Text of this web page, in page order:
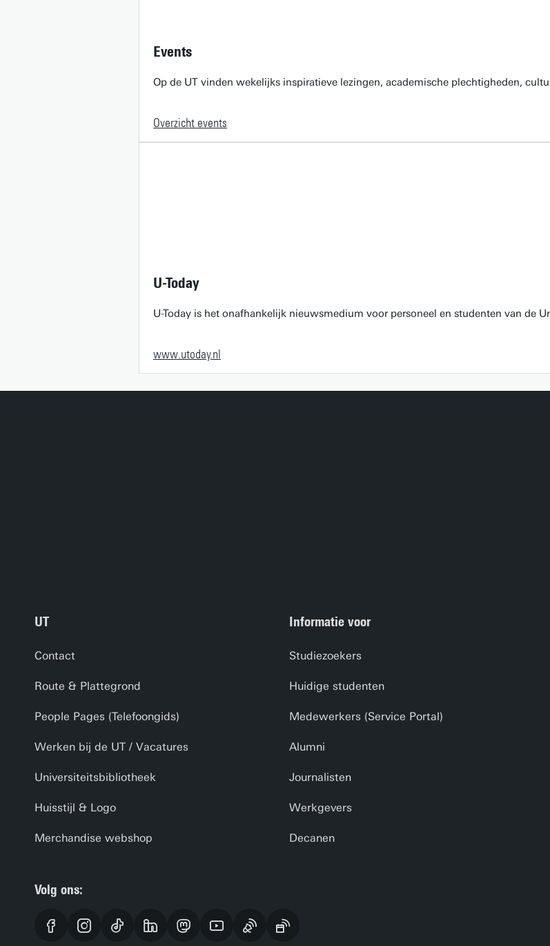
Events
Op de UT vinden wekelijks inspiratieve lezingen, academische plechtigheden,
Overzicht events
U-Today
U-Today is het onafhankelijk nieuwsmedium voor personeel en studenten van de
www.utoday.nl
UT
Contact
Route & Plattegrond
People Pages (Telefoongids)
Werken bij de UT / Vacatures
Universiteitsbibliotheek
Huisstijl & Logo
Merchandise webshop
Informatie voor
Studiezoekers
Huidige studenten
Medewerkers (Service Portal)
Alumni
Journalisten
Werkgevers
Decanen
Volg ons: